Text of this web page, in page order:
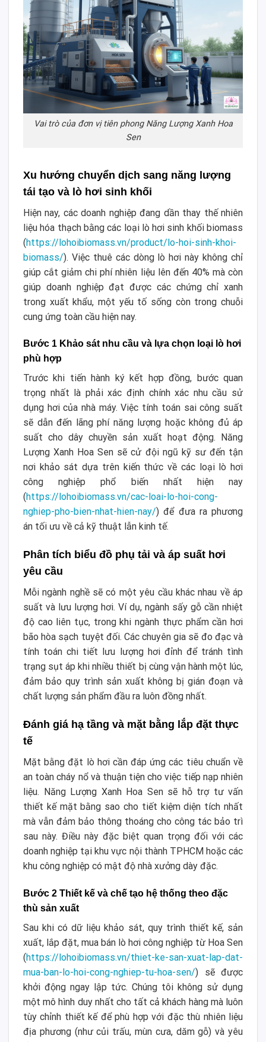
Vai trò của đơn vị tiên phong Năng Lượng Xanh Hoa
Sen
Xu hướng chuyển dịch sang năng lượng
tái tạo và lò hơi sinh khối
Hiện nay, các doanh nghiệp đang dần thay thế nhiên
liệu hóa thạch bằng các loại lò hơi sinh khối biomass
(https://lohoibiomass.vn/product/lo-hoi-sinh-khoi-
biomass/). Việc thuê các dòng lò hơi này không chỉ
giúp cắt giảm chi phí nhiên liệu lên đến 40% mà còn
giúp doanh nghiệp đạt được các chứng chỉ xanh
trong xuất khẩu, một yếu tố sống còn trong chuỗi
cung ứng toàn cầu hiện nay.
Bước 1 Khảo sát nhu cầu và lựa chọn loại lò hơi
phù hợp
Trước khi tiến hành ký kết hợp đồng, bước quan
trọng nhất là phải xác định chính xác nhu cầu sử
dụng hơi của nhà máy. Việc tính toán sai công suất
sẽ dẫn đến lãng phí năng lượng hoặc không đủ áp
suất cho dây chuyền sản xuất hoạt động. Năng
Lượng Xanh Hoa Sen sẽ cử đội ngũ kỹ sư đến tận
nơi khảo sát dựa trên kiến thức về các loại lò hơi
công nghiệp phổ biến nhất hiện nay
(https://lohoibiomass.vn/cac-loai-lo-hoi-cong-
nghiep-pho-bien-nhat-hien-nay/) để đưa ra phương
án tối ưu về cả kỹ thuật lẫn kinh tế.
Phân tích biểu đồ phụ tải và áp suất hơi
yêu cầu
Mỗi ngành nghề sẽ có một yêu cầu khác nhau về áp
suất và lưu lượng hơi. Ví dụ, ngành sấy gỗ cần nhiệt
độ cao liên tục, trong khi ngành thực phẩm cần hơi
bão hòa sạch tuyệt đối. Các chuyên gia sẽ đo đạc và
tính toán chi tiết lưu lượng hơi đỉnh để tránh tình
trạng sụt áp khi nhiều thiết bị cùng vận hành một lúc,
đảm bảo quy trình sản xuất không bị gián đoạn và
chất lượng sản phẩm đầu ra luôn đồng nhất.
Đánh giá hạ tầng và mặt bằng lắp đặt thực
tế
Mặt bằng đặt lò hơi cần đáp ứng các tiêu chuẩn về
an toàn cháy nổ và thuận tiện cho việc tiếp nạp nhiên
liệu. Năng Lượng Xanh Hoa Sen sẽ hỗ trợ tư vấn
thiết kế mặt bằng sao cho tiết kiệm diện tích nhất
mà vẫn đảm bảo thông thoáng cho công tác bảo trì
sau này. Điều này đặc biệt quan trọng đối với các
doanh nghiệp tại khu vực nội thành TPHCM hoặc các
khu công nghiệp có mật độ nhà xưởng dày đặc.
Bước 2 Thiết kế và chế tạo hệ thống theo đặc
thù sản xuất
Sau khi có dữ liệu khảo sát, quy trình thiết kế, sản
xuất, lắp đặt, mua bán lò hơi công nghiệp từ Hoa Sen
(https://lohoibiomass.vn/thiet-ke-san-xuat-lap-dat-
mua-ban-lo-hoi-cong-nghiep-tu-hoa-sen/) sẽ được
khởi động ngay lập tức. Chúng tôi không sử dụng
một mô hình duy nhất cho tất cả khách hàng mà luôn
tùy chỉnh thiết kế để phù hợp với đặc thù nhiên liệu
địa phương (như củi trấu, mùn cưa, dăm gỗ) và yêu